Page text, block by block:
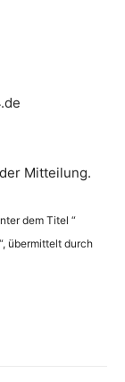
Mitteilung.
dem Titel “
übermittelt durch